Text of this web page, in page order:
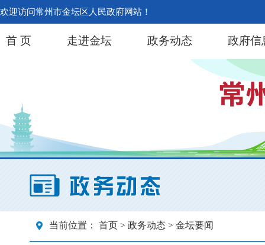
欢迎访问常州市金坛区人民政府网站！
首 页 走进金坛 政务动态 政府信
当前位置： 首页 > 政务动态 > 金坛要闻